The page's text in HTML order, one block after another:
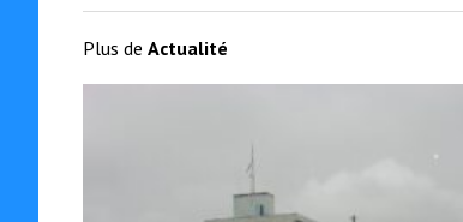
Plus de Actualité